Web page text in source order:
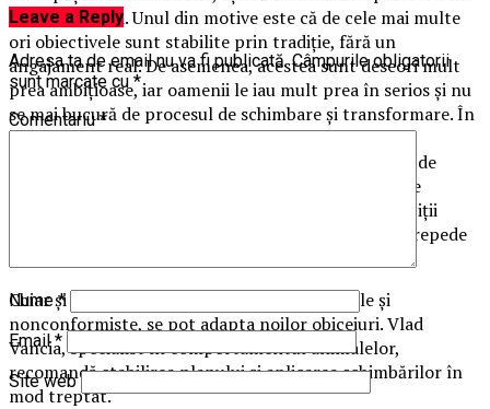
cu alte planuri. Unul din motive este că de cele mai multe
ori obiectivele sunt stabilite prin tradiție, fără un
angajament real. De asemenea, acestea sunt deseori mult
prea ambițioase, iar oamenii le iau mult prea în serios și nu
se mai bucură de procesul de schimbare și transformare. În
plus, procesul este din ce în ce mai dificil odată cu
înaintarea în vârstă. Cu toate acestea, experții sunt de
părere că renunțarea la obiceiurile nesănătoase este
posibilă. Mai mult, prin stimularea potrivită și exerciții
fizice constante, schimbarea se poate produce mai repede
Chiar și pisicile, care sunt firi temperamentale și
nonconformiste, se pot adapta noilor obiceiuri. Vlad
Vancia, specialist în comportamentul animalelor,
recomandă stabilirea planului și aplicarea schimbărilor în
mod treptat.
Leave a Reply
Adresa ta de email nu va fi publicată. Câmpurile obligatorii
sunt marcate cu *
Comentariu*
Nume*
Email*
Site web